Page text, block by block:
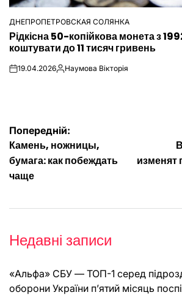
ОПУБЛІКУВАТИ
У
ДНЕПРОПЕТРОВСКАЯ СОЛЯНКА
Рідкісна 50-копійкова монета з
коштувати до 11 тисяч гривень
on19.04.2026Опубліковано
Наумова Вікторія
Навігація
записів
Попередній:
Камень, ножницы,
бумага: как побеждать
чаще
изменят
Недавні записи
«Альфа» СБУ — ТОП-1 серед
оборони України п’ятий місяць